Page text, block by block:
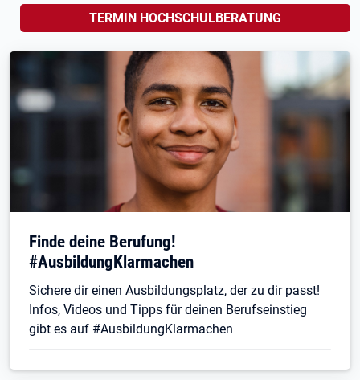
TERMIN HOCHSCHULBERATUNG
Finde deine Berufung!
#AusbildungKlarmachen
Sichere dir einen Ausbildungsplatz, der zu dir passt!
Infos, Videos und Tipps für deinen Berufseinstieg
gibt es auf #AusbildungKlarmachen